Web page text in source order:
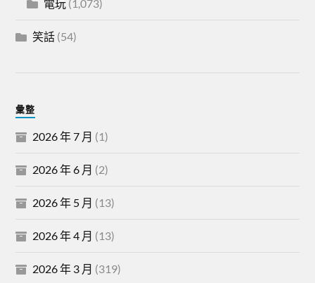
電玩 (1,073)
笑話 (54)
彙整
2026 年 7 月 (1)
2026 年 6 月 (2)
2026 年 5 月 (13)
2026 年 4 月 (13)
2026 年 3 月 (319)